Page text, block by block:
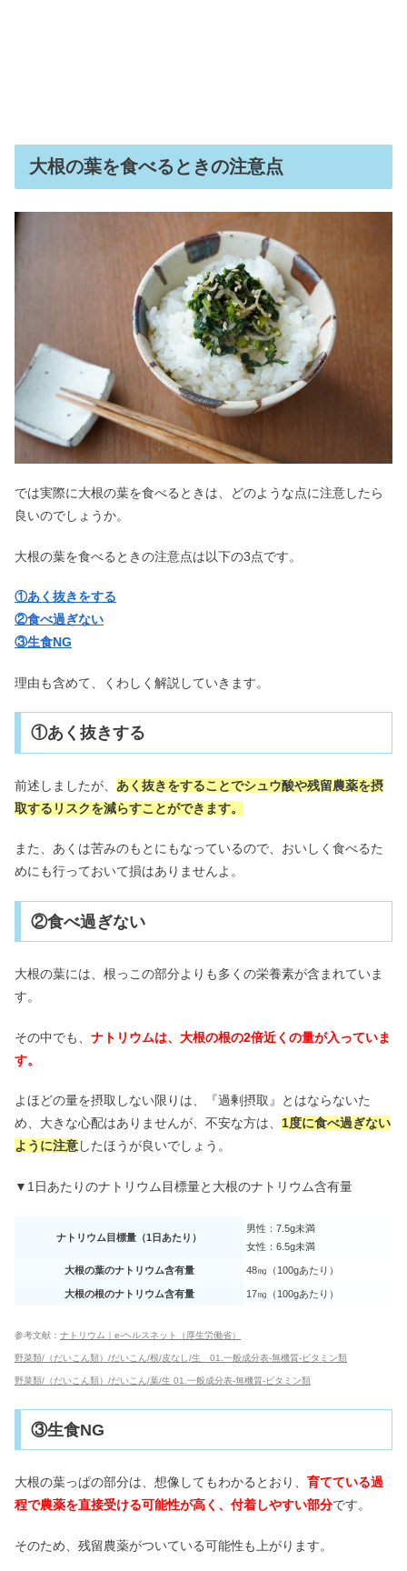
大根の葉を食べるときの注意点
では実際に大根の葉を食べるときは、どのような点に注意したら
良いのでしょうか。
大根の葉を食べるときの注意点は以下の3点です。
①あく抜きをする
②食べ過ぎない
③生食NG
理由も含めて、くわしく解説していきます。
①あく抜きする
前述しましたが、 あく抜きをすることでシュウ酸や残留農薬を摂
取するリスクを減らすことができます。
また、あくは苦みのもとにもなっているので、おいしく食べるた
めにも行っておいて損はありませんよ。
②食べ過ぎない
大根の葉には、根っこの部分よりも多くの栄養素が含まれていま
す。
その中でも、 ナトリウムは、大根の根の2倍近くの量が入っていま
す。
よほどの量を摂取しない限りは、『過剰摂取』とはならないた
め、大きな心配はありませんが、不安な方は、 1度に食べ過ぎない
ように注意したほうが良いでしょう。
▼1日あたりのナトリウム目標量と大根のナトリウム含有量
ナトリウム目標量（1日あたり）
男性：7.5g未満
女性：6.5g未満
大根の葉のナトリウム含有量 48㎎（100gあたり）
大根の根のナトリウム含有量 17㎎（100gあたり）
参考文献： ナトリウム｜e-ヘルスネット（厚生労働省）
野菜類/（だいこん類）/だいこん/根/皮なし/生 01.一般成分表-無機質-ビタミン類
野菜類/（だいこん類）/だいこん/葉/生 01.一般成分表-無機質-ビタミン類
③生食NG
大根の葉っぱの部分は、想像してもわかるとおり、 育てている過
程で農薬を直接受ける可能性が高く、付着しやすい部分です。
そのため、残留農薬がついている可能性も上がります。